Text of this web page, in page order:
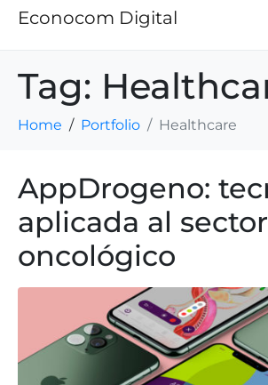
Econocom Digital
Tag:
Home Portfolio Healthcare
AppDrogeno:
aplicada al sector
oncológico